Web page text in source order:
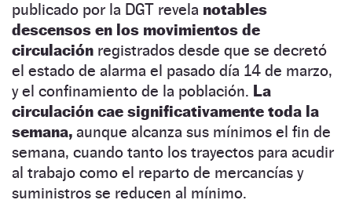
publicado por la DGT revela notables
descensos en los movimientos de
circulación registrados desde que se decretó
el estado de alarma el pasado día 14 de marzo,
y el confinamiento de la población. La
circulación cae significativamente toda la
semana, aunque alcanza sus mínimos el fin de
semana, cuando tanto los trayectos para acudir
al trabajo como el reparto de mercancías y
suministros se reducen al mínimo.